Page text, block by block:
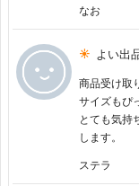
なお
よい出
商品受け取
サイズもぴ
とても気持
します。
ステラ